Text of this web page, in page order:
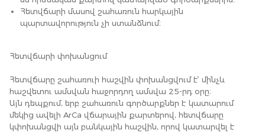
Հետվճարի մասով շահառուն հարկային
պարտավորություն չի ստանձնում։
Հետվճարի փոխանցում
Հետվճարը շահառուի հաշվին փոխանցվում է՝ մինչև
հաշվետու ամսվան հաջորդող ամսվա 25-րդ օրը։
Այն դեպքում, երբ շահառուն գործարքներ է կատարում
մեկից ավելի ArCa վճարային քարտերով, հետվճարը
կփոխանցվի այն բանկային հաշվին, որով կատարվել է